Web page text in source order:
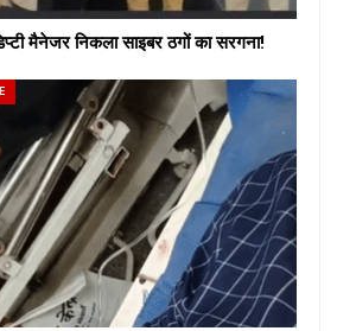
मैनेजर निकला साइबर ठगों का सरगना!